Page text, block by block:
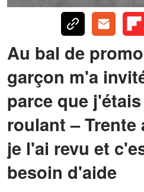
Au bal de
garçon m'a
parce que
roulant –
je l'ai revu et
besoin d'aide